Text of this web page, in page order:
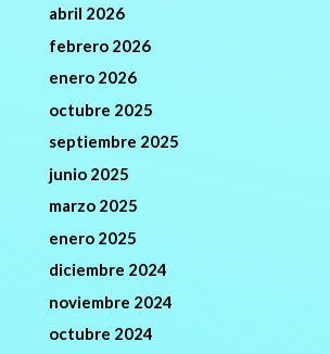
abril 2026
febrero 2026
enero 2026
octubre 2025
septiembre 2025
junio 2025
marzo 2025
enero 2025
diciembre 2024
noviembre 2024
octubre 2024